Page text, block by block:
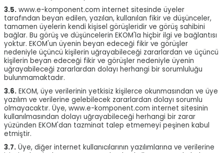
3.5. www.e-komponent.com internet sitesinde üyeler
tarafından beyan edilen, yazılan, kullanılan fikir ve düşünceler,
tamamen üyelerin kendi kişisel görüşleridir ve görüş sahibini
bağlar. Bu görüş ve düşüncelerin EKOM'la hiçbir ilgi ve bağlantısı
yoktur. EKOM'un üyenin beyan edeceği fikir ve görüşler
nedeniyle üçüncü kişilerin uğrayabileceği zararlardan ve üçüncü
kişilerin beyan edeceği fikir ve görüşler nedeniyle üyenin
uğrayabileceği zararlardan dolayı herhangi bir sorumluluğu
bulunmamaktadır.
3.6. EKOM, üye verilerinin yetkisiz kişilerce okunmasından ve üye
yazılım ve verilerine gelebilecek zararlardan dolayı sorumlu
olmayacaktır. Üye, www.e-komponent.com internet sitesinin
kullanılmasından dolayı uğrayabileceği herhangi bir zarar
yüzünden EKOM'dan tazminat talep etmemeyi peşinen kabul
etmiştir.
3.7. Üye, diğer internet kullanıcılarının yazılımlarına ve verilerine